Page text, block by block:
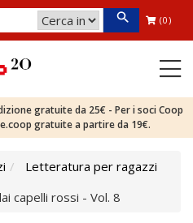
(0)
gratuite da 25€ - Per i soci Coop
gratuite a partire da 19€.
Letteratura per ragazzi
capelli rossi - Vol. 8